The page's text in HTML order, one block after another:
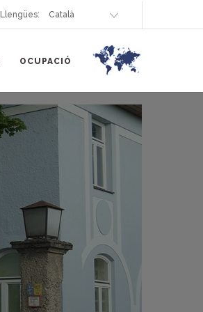
Llengües:
OCUPACIÓ